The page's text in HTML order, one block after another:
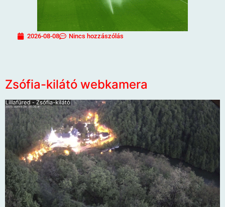
2026-08-08 Nincs hozzászólás
Zsófia-kilátó webkamera